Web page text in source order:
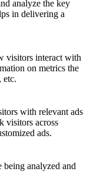
analyze the key
in delivering a
visitors interact with
on metrics the
etc.
with relevant ads
visitors across
ads.
being analyzed and